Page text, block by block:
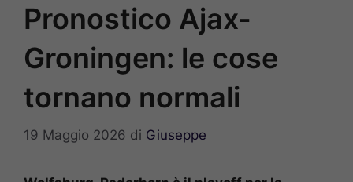
Pronostico Ajax-
Groningen: le cose
tornano normali
19 Maggio 2026 di Giuseppe